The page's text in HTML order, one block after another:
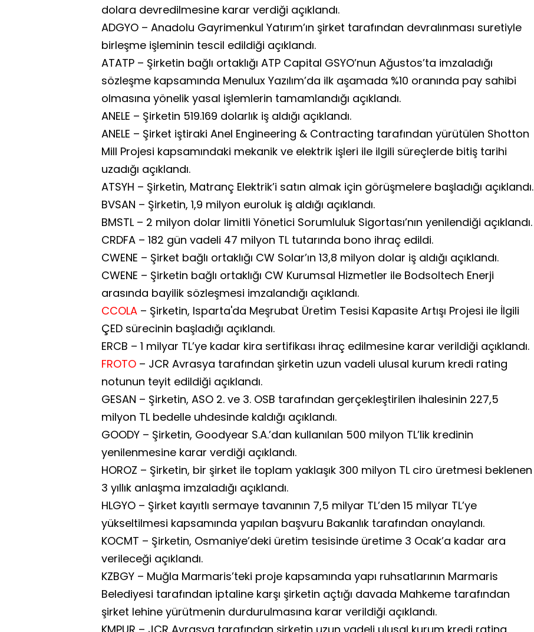
dolara devredilmesine karar verdiği açıklandı.
ADGYO – Anadolu Gayrimenkul Yatırım’ın şirket tarafından devralınması suretiyle
birleşme işleminin tescil edildiği açıklandı.
ATATP – Şirketin bağlı ortaklığı ATP Capital GSYO’nun Ağustos’ta imzaladığı
sözleşme kapsamında Menulux Yazılım’da ilk aşamada %10 oranında pay sahibi
olmasına yönelik yasal işlemlerin tamamlandığı açıklandı.
ANELE – Şirketin 519.169 dolarlık iş aldığı açıklandı.
ANELE – Şirket iştiraki Anel Engineering & Contracting tarafından yürütülen Shotton
Mill Projesi kapsamındaki mekanik ve elektrik işleri ile ilgili süreçlerde bitiş tarihi
uzadığı açıklandı.
ATSYH – Şirketin, Matranç Elektrik’i satın almak için görüşmelere başladığı açıklandı.
BVSAN – Şirketin, 1,9 milyon euroluk iş aldığı açıklandı.
BMSTL – 2 milyon dolar limitli Yönetici Sorumluluk Sigortası’nın yenilendiği açıklandı.
CRDFA – 182 gün vadeli 47 milyon TL tutarında bono ihraç edildi.
CWENE – Şirket bağlı ortaklığı CW Solar’ın 13,8 milyon dolar iş aldığı açıklandı.
CWENE – Şirketin bağlı ortaklığı CW Kurumsal Hizmetler ile Bodsoltech Enerji
arasında bayilik sözleşmesi imzalandığı açıklandı.
CCOLA – Şirketin, Isparta'da Meşrubat Üretim Tesisi Kapasite Artışı Projesi ile İlgili
ÇED sürecinin başladığı açıklandı.
ERCB – 1 milyar TL’ye kadar kira sertifikası ihraç edilmesine karar verildiği açıklandı.
FROTO – JCR Avrasya tarafından şirketin uzun vadeli ulusal kurum kredi rating
notunun teyit edildiği açıklandı.
GESAN – Şirketin, ASO 2. ve 3. OSB tarafından gerçekleştirilen ihalesinin 227,5
milyon TL bedelle uhdesinde kaldığı açıklandı.
GOODY – Şirketin, Goodyear S.A.’dan kullanılan 500 milyon TL’lik kredinin
yenilenmesine karar verdiği açıklandı.
HOROZ – Şirketin, bir şirket ile toplam yaklaşık 300 milyon TL ciro üretmesi beklenen
3 yıllık anlaşma imzaladığı açıklandı.
HLGYO – Şirket kayıtlı sermaye tavanının 7,5 milyar TL’den 15 milyar TL’ye
yükseltilmesi kapsamında yapılan başvuru Bakanlık tarafından onaylandı.
KOCMT – Şirketin, Osmaniye’deki üretim tesisinde üretime 3 Ocak’a kadar ara
verileceği açıklandı.
KZBGY – Muğla Marmaris’teki proje kapsamında yapı ruhsatlarının Marmaris
Belediyesi tarafından iptaline karşı şirketin açtığı davada Mahkeme tarafından
şirket lehine yürütmenin durdurulmasına karar verildiği açıklandı.